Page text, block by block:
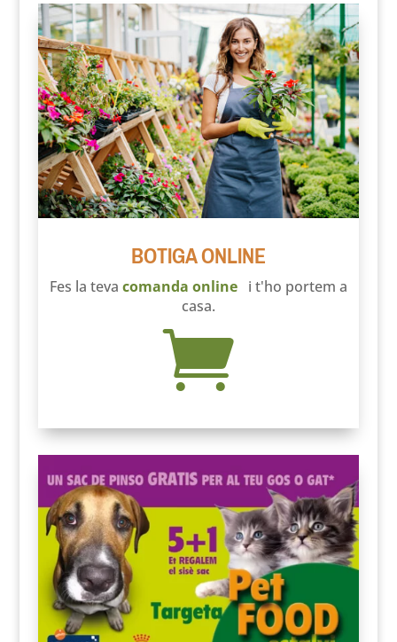
BOTIGA ONLINE
Fes la teva comanda onlinei t'ho portem a
casa.
